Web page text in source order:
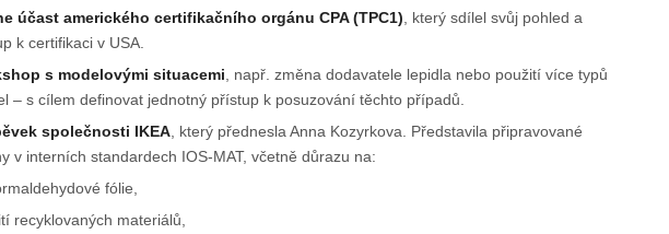
účast amerického certifikačního orgánu CPA (TPC1) , který sdílel svůj pohled a
k certifikaci v USA.
s modelovými situacemi , např. změna dodavatele lepidla nebo použití více typů
– s cílem definovat jednotný přístup k posuzování těchto případů.
společnosti IKEA , který přednesla Anna Kozyrkova. Představila připravované
v interních standardech IOS-MAT, včetně důrazu na:
fólie,
recyklovaných materiálů,